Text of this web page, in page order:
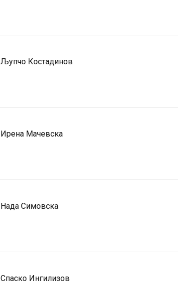
Љупчо Костадинов
Ирена Мачевска
Нада Симовска
Спаско Ингилизов